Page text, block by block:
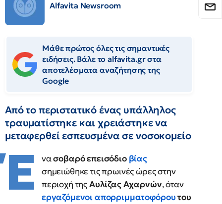
Alfavita Newsroom
Μάθε πρώτος όλες τις σημαντικές
ειδήσεις. Βάλε το alfavita.gr στα
αποτελέσματα αναζήτησης της
Google
Από το περιστατικό ένας υπάλληλος
τραυματίστηκε και χρειάστηκε να
μεταφερθεί εσπευσμένα σε νοσοκομείο
Έ νασοβαρό επεισόδιο βίας
σημειώθηκε τις πρωινές ώρες στην
περιοχή τηςΑυλίζας Αχαρνών, όταν
εργαζόμενοι απορριμματοφόρουτου